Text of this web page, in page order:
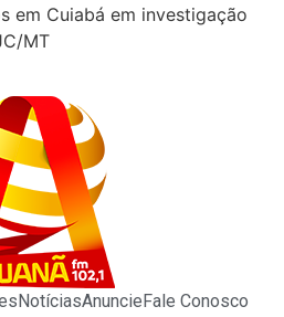
em Cuiabá em investigação
MT
NotíciasAnuncie Fale Conosco